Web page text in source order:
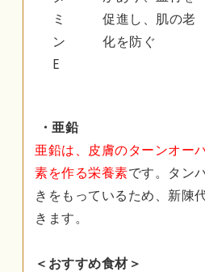
ミ
ン
E
促進し、肌の老
化を防ぐ
・亜鉛
亜鉛は、皮膚のターンオー
素を作る栄養素です。タン
きをもっているため、新陳
きます。
＜おすすめ食材＞